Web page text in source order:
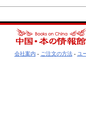
会社案内 - ご注文の方法- ユ